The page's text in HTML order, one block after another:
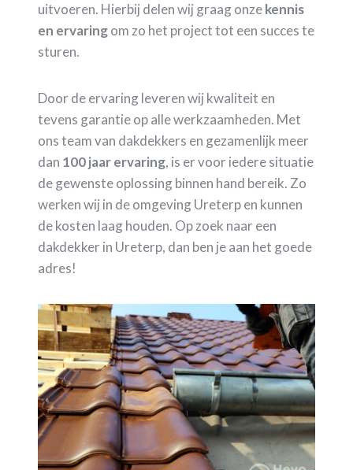
uitvoeren. Hierbij delen wij graag onzekennis
en ervaringom zo het project tot een succes te
sturen.
Door de ervaring leveren wij kwaliteit en
tevens garantie op alle werkzaamheden. Met
ons team van dakdekkers en gezamenlijk meer
dan 100 jaar ervaring, is er voor iedere situatie
de gewenste oplossing binnen hand bereik. Zo
werken wij in de omgeving Ureterp en kunnen
de kosten laag houden. Op zoek naar een
dakdekker in Ureterp, dan ben je aan het goede
adres!